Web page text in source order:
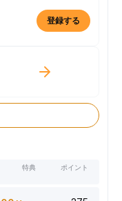
登録する
特典 ポイント